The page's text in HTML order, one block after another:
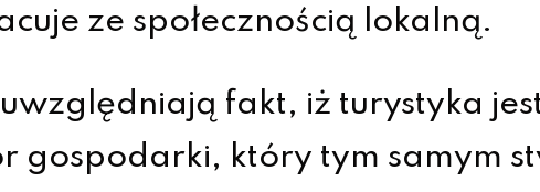
ze społecznością lokalną.
uwzględniają fakt, iż turystyka
gospodarki, który tym samym